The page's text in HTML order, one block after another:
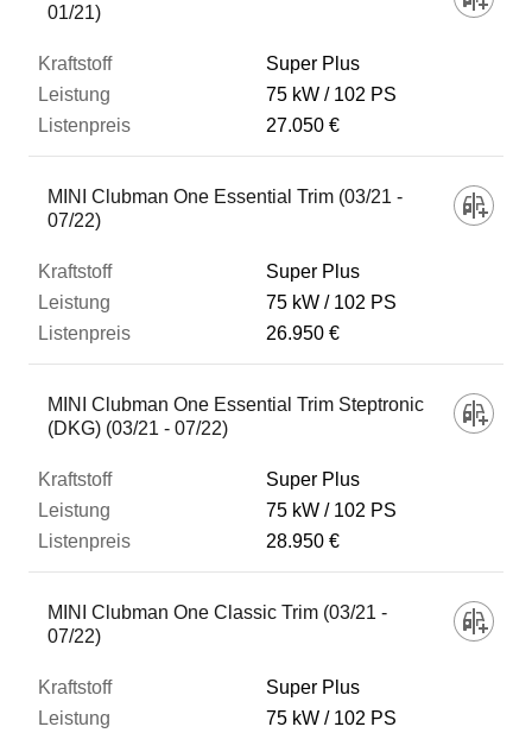
01/21)
Super Plus
75 kW
102 PS
27.050 €
MINI Clubman One Essential Trim (03/21 -
07/22)
Super Plus
75 kW
102 PS
26.950 €
MINI Clubman One Essential Trim Steptronic
(DKG) (03/21 - 07/22)
Super Plus
75 kW
102 PS
28.950 €
MINI Clubman One Classic Trim (03/21 -
07/22)
Super Plus
75 kW
102 PS